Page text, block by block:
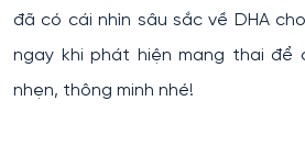
đã có cái nhìn sâu sắc về DHA
ngay khi phát hiện mang thai để
nhẹn, thông minh nhé!